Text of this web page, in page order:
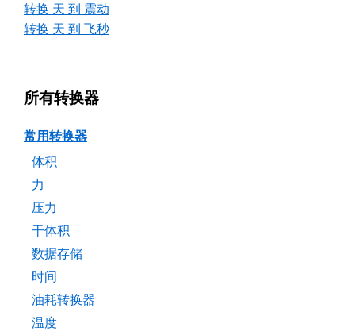
转换 天 到 震动
转换 天 到 飞秒
所有转换器
常用转换器
体积
力
压力
干体积
数据存储
时间
油耗转换器
温度